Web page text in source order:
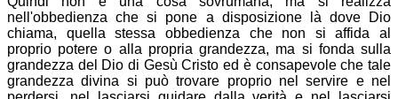
nell'obbedienza che si pone a disposizione là dove Dio
chiama, quella stessa obbedienza che non si affida al
proprio potere o alla propria grandezza, ma si fonda sulla
grandezza del Dio di Gesù Cristo ed è consapevole che tale
grandezza divina si può trovare proprio nel servire e nel